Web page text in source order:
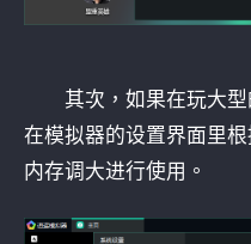
其次，如果在玩大
在模拟器的设置界面里
内存调大进行使用。